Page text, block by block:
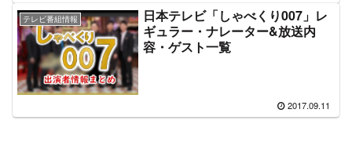
テレビ番組情報
日本テレビ「しゃべくり007」レ
ギュラー・ナレーター&放送内
容・ゲスト一覧
2017.09.11